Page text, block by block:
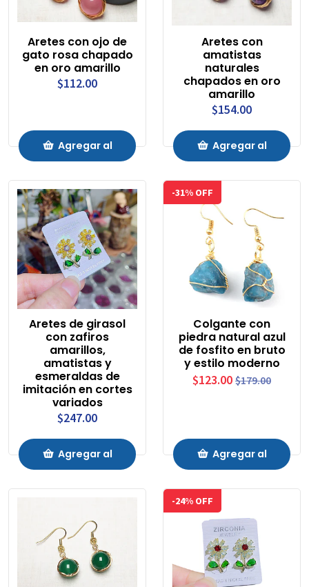
Aretes con ojo de
gato rosa chapado
en oro amarillo
$112.00
Agregar al
Aretes con
amatistas
naturales
chapados en oro
amarillo
$154.00
Agregar al
Aretes de girasol
con zafiros
amarillos,
amatistas y
esmeraldas de
imitación en cortes
variados
$247.00
Agregar al
-31% OFF
Colgante con
piedra natural azul
de fosfito en bruto
y estilo moderno
$123.00 $179.00
Agregar al
-24% OFF